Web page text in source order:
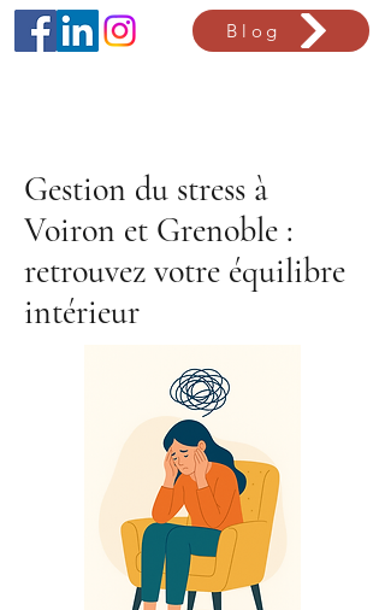
Blog
Gestion du stress à
Voiron et Grenoble :
retrouvez votre équilibre
intérieur